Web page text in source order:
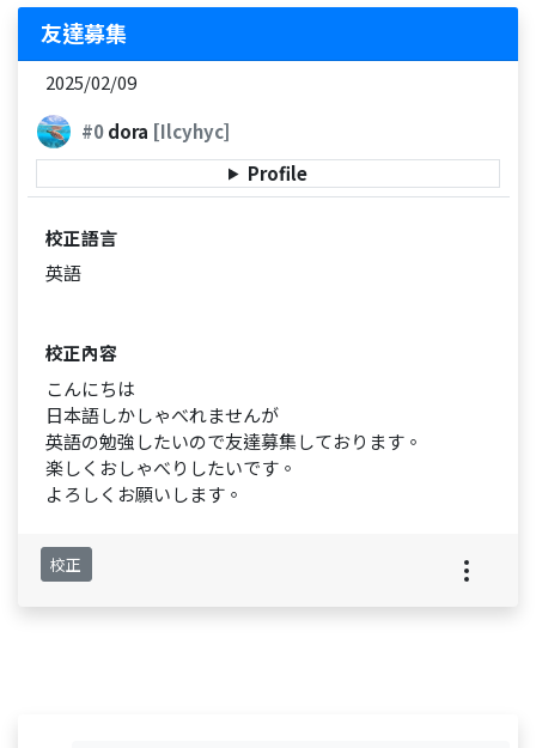
友達募集
2025/02/09
#0dora [Ilcyhyc]
Profile
校正語言
英語
校正內容
こんにちは
日本語しかしゃべれませんが
英語の勉強したいので友達募集しております。
楽しくおしゃべりしたいです。
よろしくお願いします。
校正